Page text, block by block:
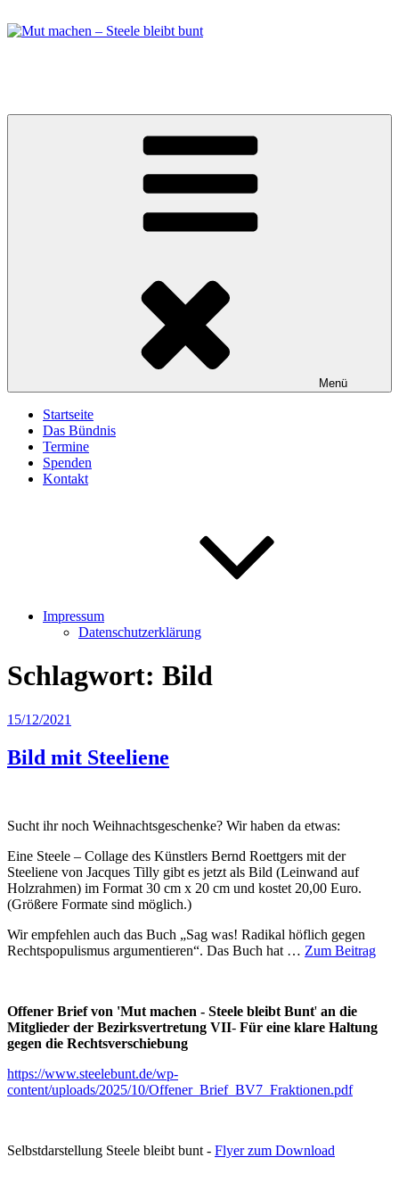
Inhalt
Menü
Startseite
Das Bündnis
Termine
Spenden
Kontakt
Impressum
Datenschutzerklärung
Schlagwort: Bild
Veröffentlicht
15/12/2021
Bild mit Steeliene
Sucht ihr noch Weihnachtsgeschenke? Wir haben da etwas:
Eine Steele – Collage des Künstlers Bernd Roettgers mit der
Steeliene von Jacques Tilly gibt es jetzt als Bild (Leinwand auf
Holzrahmen) im Format 30 cm x 20 cm und kostet 20,00 Euro.
(Größere Formate sind möglich.)
Wir empfehlen auch das Buch „Sag was! Radikal höflich gegen
Rechtspopulismus argumentieren“. Das Buch hat … Zum Beitrag
Offener Brief von 'Mut machen - Steele bleibt Bunt' an die
Mitglieder der Bezirksvertretung VII- Für eine klare Haltung
gegen die Rechtsverschiebung
https://www.steelebunt.de/wp-
content/uploads/2025/10/Offener_Brief_BV7_Fraktionen.pdf
Selbstdarstellung Steele bleibt bunt - Flyer zum Download